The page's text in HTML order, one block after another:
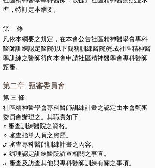
準，特訂定本綱要。
第 二條
凡依本綱要之規定，在本會公告社區精神醫學會專科
醫師訓練認定醫院(以下簡稱訓練醫院)完成社區精神醫
學訓練之醫師得向本會申請社區精神醫學會專科醫師
甄審。
第二章 甄審委員會
第 三 條
社區精神醫學會專科醫師訓練計畫之認定由本會甄審
委員會辦理之。其職責如下:
1. 審查訓練醫院之資格。
2. 審查指導人員之資歷。
3. 審查專科醫師訓練計畫之內容。
4. 辦理認定訓練醫院訪查相關之事宜。
5. 審查及訪查其他與專科醫師訓練有關之事項。